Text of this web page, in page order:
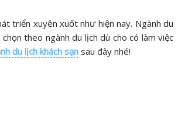
triển xuyên xuốt như hiện nay. Ngành du
theo ngành du lịch dù cho có làm việc
du lịch khách sạn sau đây nhé!